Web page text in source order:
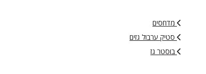
מדחסים
סטיק ערבול גזים
בוסטר גז